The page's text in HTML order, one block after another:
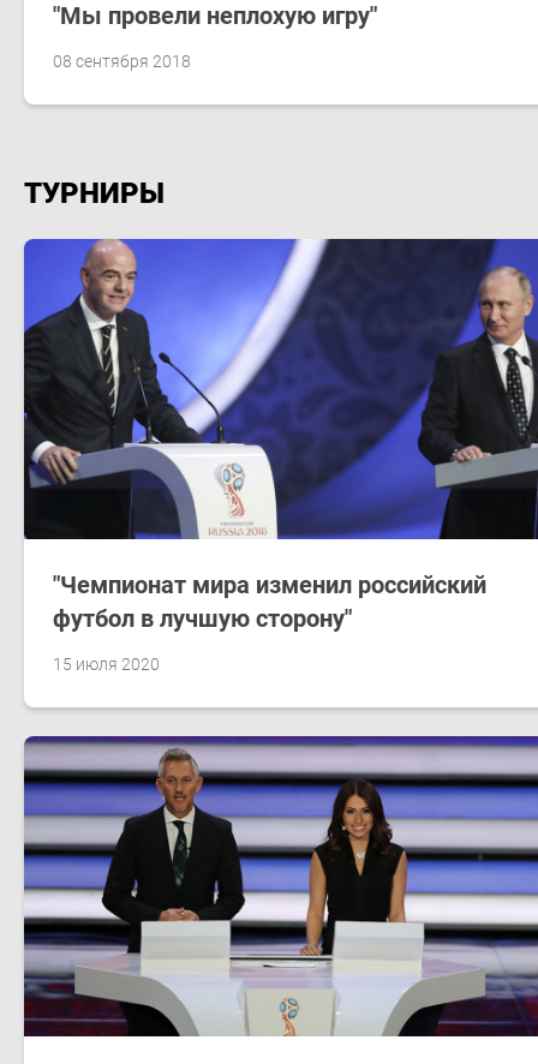
08 сентября 2018
"Мы провели неплохую игру"
ТУРНИРЫ
15 июля 2020
"Чемпионат мира изменил российский
футбол в лучшую сторону"